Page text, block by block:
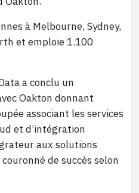
à Melbourne, Sydney,
et emploie 1.100
a conclu un
Oakton donnant
associant les services
et d’intégration
aux solutions
de succès selon